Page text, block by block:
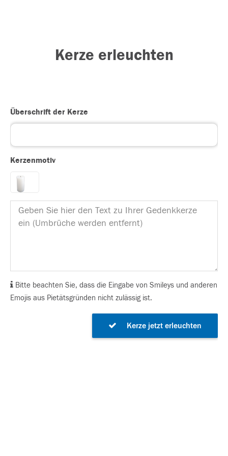
Kerze erleuchten
Überschrift der Kerze
Kerzenmotiv
Bitte beachten Sie, dass die Eingabe von Smileys und anderen
Emojis aus Pietätsgründen nicht zulässig ist.
Kerze jetzt erleuchten